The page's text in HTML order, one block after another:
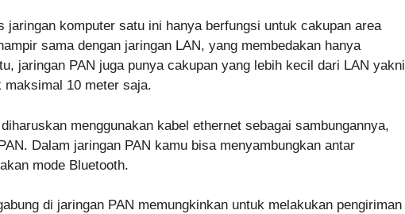
jaringan komputer satu ini hanya berfungsi untuk cakupan area
sama dengan jaringan LAN, yang membedakan hanya
jaringan PAN juga punya cakupan yang lebih kecil dari LAN yakni
maksimal 10 meter saja.
menggunakan kabel ethernet sebagai sambungannya,
Dalam jaringan PAN kamu bisa menyambungkan antar
mode Bluetooth.
di jaringan PAN memungkinkan untuk melakukan pengiriman